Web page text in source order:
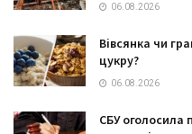
06.08.2026
Вівсянка чи
цукру?
06.08.2026
СБУ оголосила